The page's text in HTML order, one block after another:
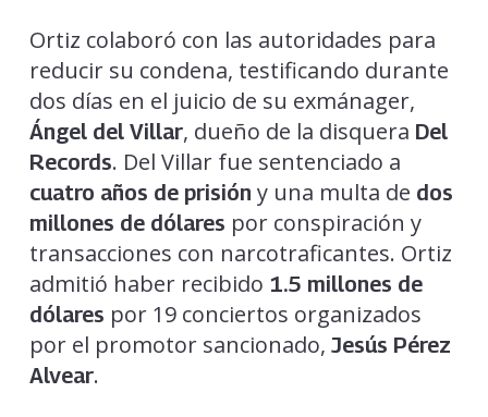
Ortiz colaboró con las autoridades para
reducir su condena, testificando durante
dos días en el juicio de su exmánager,
Ángel del Villar, dueño de la disquera Del
Records. Del Villar fue sentenciado a
cuatro años de prisión y una multa de dos
millones de dólares por conspiración y
transacciones con narcotraficantes. Ortiz
admitió haber recibido 1.5 millones de
dólares por 19 conciertos organizados
por el promotor sancionado, Jesús Pérez
Alvear.